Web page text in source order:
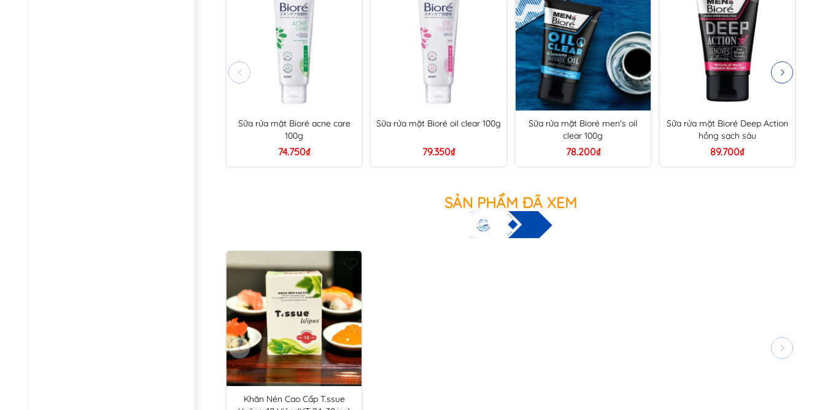
Sữa rửa mặt Bioré acne care
100g
74.750₫
Sữa rửa mặt Bioré oil clear 100g
79.350₫
Sữa rửa mặt Bioré men's oil
clear 100g
78.200₫
Sữa rửa mặt Bioré Deep Action
hồng sạch sâu
89.700₫
SẢN PHẨM ĐÃ XEM
Khăn Nén Cao Cấp T.ssue